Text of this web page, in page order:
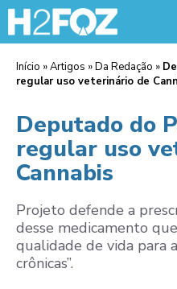
Início »Artigos »Da Redação »
regular uso veterinário de
Deputado do
regular uso
Cannabis
Projeto defende a
desse medicamento
qualidade de vida para
crônicas”.